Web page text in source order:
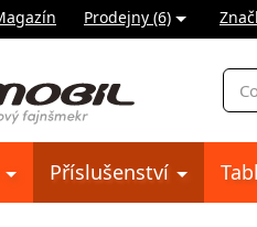
Prodejny (6)
Příslušenství